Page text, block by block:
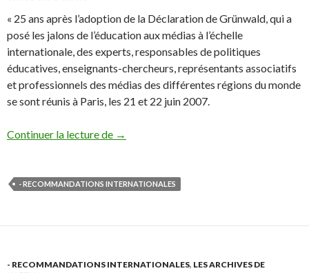
« 25 ans après l’adoption de la Déclaration de Grünwald, qui a
posé les jalons de l’éducation aux médias à l’échelle
internationale, des experts, responsables de politiques
éducatives, enseignants-chercheurs, représentants associatifs
et professionnels des médias des différentes régions du monde
se sont réunis à Paris, les 21 et 22 juin 2007.
Continuer la lecture de Agenda de Paris, 2007
→
- RECOMMANDATIONS INTERNATIONALES
- RECOMMANDATIONS INTERNATIONALES, LES ARCHIVES DE